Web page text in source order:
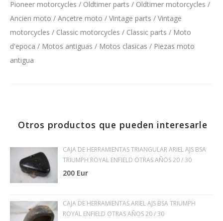
Pioneer motorcycles / Oldtimer parts / Oldtimer motorcycles /
Ancien moto / Ancetre moto / Vintage parts / Vintage
motorcycles / Classic motorcycles / Classic parts / Moto
d'epoca / Motos antiguas / Motos clasicas / Piezas moto
antigua
Otros productos que pueden interesarle
CAJA DE HERRAMIENTAS TRIANGULAR ARIEL AJS BSA
TRIUMPH ROYAL ENFIELD OTRAS AÑOS 20 / 30
200 Eur
CAJA DE HERRAMIENTAS ARIEL AJS BSA TRIUMPH
ROYAL ENFIELD OTRAS AÑOS 20 / 30